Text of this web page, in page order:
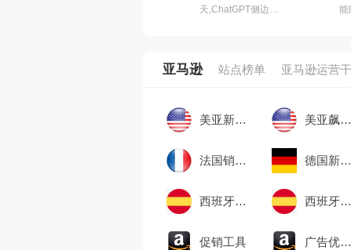
天,ChatGPT侧边
的人工智能助手
能
在
亚马逊 站点榜单 亚马逊运营
美亚新品榜 美亚飙升榜
法国销售榜 德国新品榜
西班牙飙升榜 西班牙销售榜
促销工具 广告优秀案例